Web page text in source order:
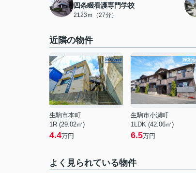
四条畷看護専門学校
2123ｍ（27分）
近隣の物件
生駒市本町
1R (29.02㎡)
4.4万円
生駒市小瀬町
1LDK (42.06㎡)
6.5万円
よく見られている物件